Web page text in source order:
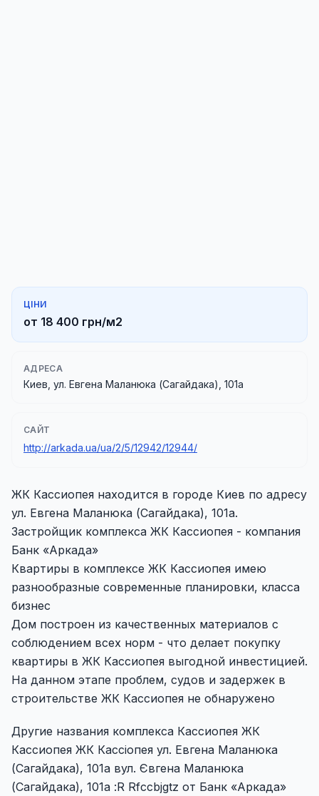
ЦІНИ
от 18 400 грн/м2
АДРЕСА
Киев, ул. Евгена Маланюка (Сагайдака), 101а
САЙТ
http://arkada.ua/ua/2/5/12942/12944/
ЖК Кассиопея находится в городе Киев по адресу
ул. Евгена Маланюка (Сагайдака), 101а.
Застройщик комплекса ЖК Кассиопея - компания
Банк «Аркада»
Квартиры в комплексе ЖК Кассиопея имею
разнообразные современные планировки, класса
бизнес
Дом построен из качественных материалов с
соблюдением всех норм - что делает покупку
квартиры в ЖК Кассиопея выгодной инвестицией.
На данном этапе проблем, судов и задержек в
строительстве ЖК Кассиопея не обнаружено
Другие названия комплекса Кассиопея ЖК
Кассиопея ЖК Кассіопея ул. Евгена Маланюка
(Сагайдака), 101а вул. Євгена Маланюка
(Сагайдака), 101а :R Rfccbjgtz от Банк «Аркада»